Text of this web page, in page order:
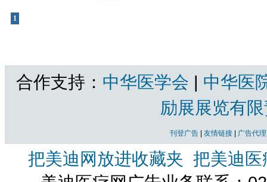
1
合作支持： 中华医学会 | 中华医
励展展览有
刊登广告 友情链接 广告代
把美迪网放进收藏夹 把美迪